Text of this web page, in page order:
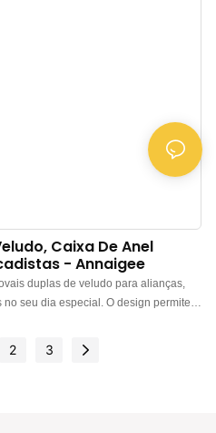
Caixa De Anel
- Annaigee
duplas de veludo para alianças,
seu dia especial. O design permite
pares de brincos. Disponível em
alianças: Caixa oval padrão com
2 3